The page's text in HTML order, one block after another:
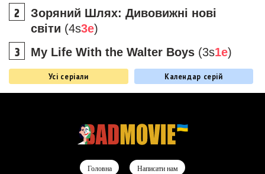
Зоряний Шлях: Дивовижні нові
світи (4s3e)
My Life With the Walter Boys (3s1e)
Усі серіали Календар серій
Головна Написати нам